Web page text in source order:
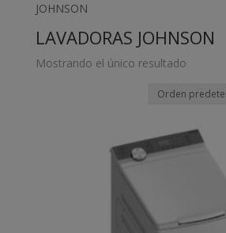
JOHNSON
LAVADORAS JOHNSON
Mostrando el único resultado